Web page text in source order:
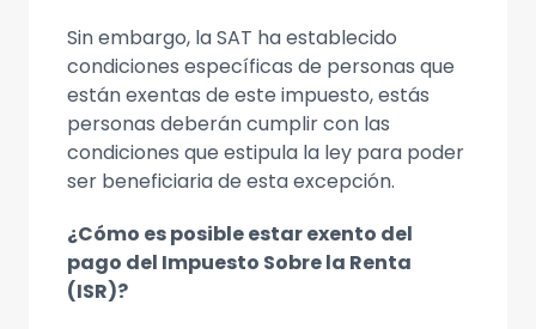
Sin embargo, la SAT ha establecido
condiciones específicas de personas que
están exentas de este impuesto, estás
personas deberán cumplir con las
condiciones que estipula la ley para poder
ser beneficiaria de esta excepción.
¿Cómo es posible estar exento del
pago del Impuesto Sobre la Renta
(ISR)?